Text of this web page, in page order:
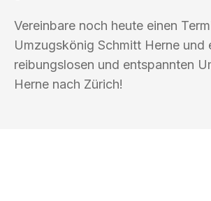
Vereinbare noch heute einen
Umzugskönig Schmitt Herne und
reibungslosen und entspannten
Herne nach Zürich!